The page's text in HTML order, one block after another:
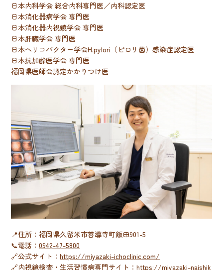
日本内科学会 総合内科専門医／内科認定医
日本消化器病学会 専門医
日本消化器内視鏡学会 専門医
日本肝臓学会 専門医
日本ヘリコバクター学会H.pylori（ピロリ菌）感染症認定医
日本抗加齢医学会 専門医
福岡県医師会認定かかりつけ医
📍住所：福岡県久留米市善導寺町飯田901-5
📞電話：0942-47-5800
🔗公式サイト：https://miyazaki-ichoclinic.com/
🔗内視鏡検査・生活習慣病専門サイト：https://miyazaki-naishik